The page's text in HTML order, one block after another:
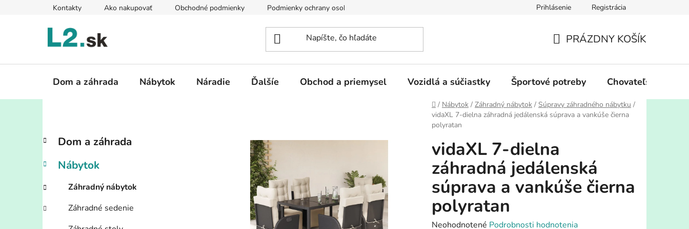
Kontakty Ako nakupovať Obchodné podmienky Podmienky ochrany osobných údajov Prihlásenie Registrácia
KOŠÍK
PRÁZDNY KOŠÍK
Dom a záhrada Nábytok Náradie Ďalšíe Obchod a priemysel Vozidlá a súčiastky Športové potreby Chovateľské
Domov
/ Nábytok / Záhradný nábytok / Súpravy záhradného nábytku /
vidaXL 7-dielna záhradná jedálenská súprava a vankúše čierna
polyratan
B
č
ý
p
a
Preskočiť
kategórie
K
a
e
ó
i
Dom a záhrada
Nábytok
Záhradný nábytok
Záhradné sedenie
vidaXL 7-dielna
záhradná jedálenská
súprava a vankúše čierna
polyratan
Priemerné
Neohodnotené Podrobnosti hodnotenia